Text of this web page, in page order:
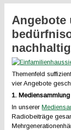
Angebote
Themenfeld
vier Angebote
1.
In unserer
Radiobeiträge